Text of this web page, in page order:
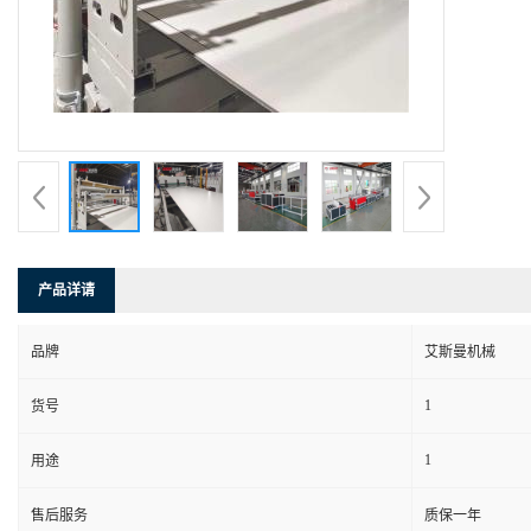
产品详请
品牌 艾斯曼机械
货号 1
用途 1
售后服务 质保一年